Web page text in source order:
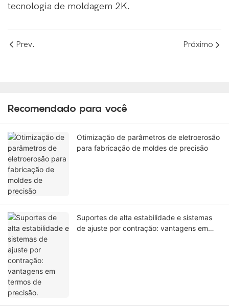
tecnologia de moldagem 2K.
Prev. Próximo
Recomendado para você
Otimização de parâmetros de eletroerosão
para fabricação de moldes de precisão
Suportes de alta estabilidade e sistemas
de ajuste por contração: vantagens em